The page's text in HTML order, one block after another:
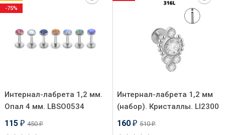
Интернал-лабрета 1,2 мм.
Опал 4 мм. LBSO0534
115 ₽ 450₽
-75%
Интернал-лабрета 1,2 мм
(набор). Кристаллы. LI2300
160 ₽ 510₽